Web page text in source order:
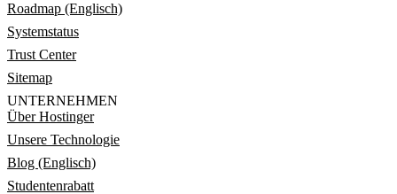
Roadmap (Englisch)
Systemstatus
Trust Center
Sitemap
UNTERNEHMEN
Über Hostinger
Unsere Technologie
Blog (Englisch)
Studentenrabatt